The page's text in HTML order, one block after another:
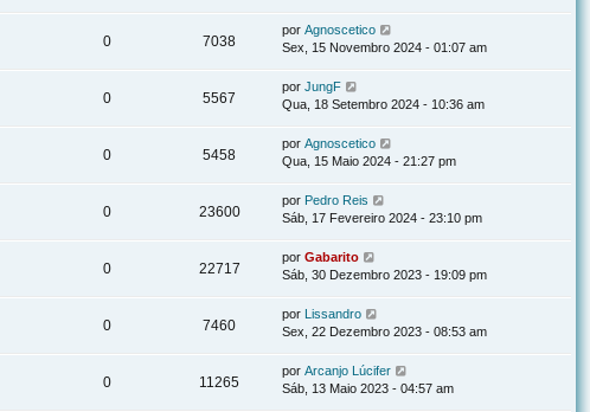
0 7038
por Agnoscetico
Sex, 15 Novembro 2024 - 01:07 am
0 5567
por JungF
Qua, 18 Setembro 2024 - 10:36 am
0 5458
por Agnoscetico
Qua, 15 Maio 2024 - 21:27 pm
0 23600
por Pedro Reis
Sáb, 17 Fevereiro 2024 - 23:10 pm
0 22717
por Gabarito
Sáb, 30 Dezembro 2023 - 19:09 pm
0 7460
por
Lissandro
Sex, 22 Dezembro 2023 - 08:53 am
0 11265
por Arcanjo Lúcifer
Sáb, 13 Maio 2023 - 04:57 am